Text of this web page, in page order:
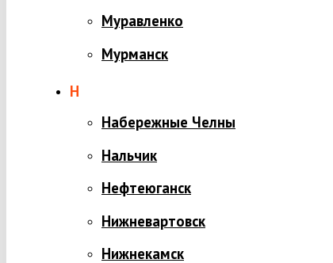
Муравленко
Мурманск
Н
Набережные Челны
Нальчик
Нефтеюганск
Нижневартовск
Нижнекамск